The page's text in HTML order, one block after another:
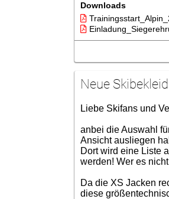
Downloads
Neue
Liebe Skifans und
anbei die Auswahl
Ansicht ausliegen
Dort wird eine Liste
werden! Wer es
Da die XS Jacken
diese